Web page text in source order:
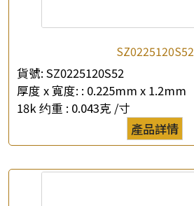
SZ0225120S52
貨號: SZ0225120S52
厚度 x 寬度: : 0.225mm x 1.2mm
18k 约重 : 0.043克 /寸
產品詳情